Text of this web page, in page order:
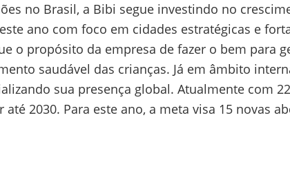
no Brasil, a Bibi segue investindo no
ano com foco em cidades estratégicas e
o propósito da empresa de fazer o bem para
saudável das crianças. Já em âmbito
sua presença global. Atualmente com
2030. Para este ano, a meta visa 15 novas